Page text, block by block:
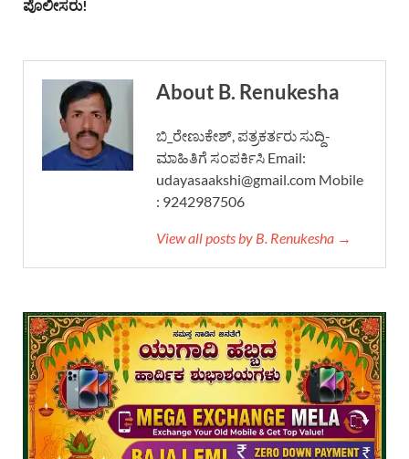
ಪೊಲೀಸರು!
About B. Renukesha
ಬಿ_ರೇಣುಕೇಶ್, ಪತ್ರಕರ್ತರು ಸುದ್ದಿ-
ಮಾಹಿತಿಗೆ ಸಂಪರ್ಕಿಸಿ Email:
udayasaakshi@gmail.com Mobile
: 9242987506
View all posts by B. Renukesha →